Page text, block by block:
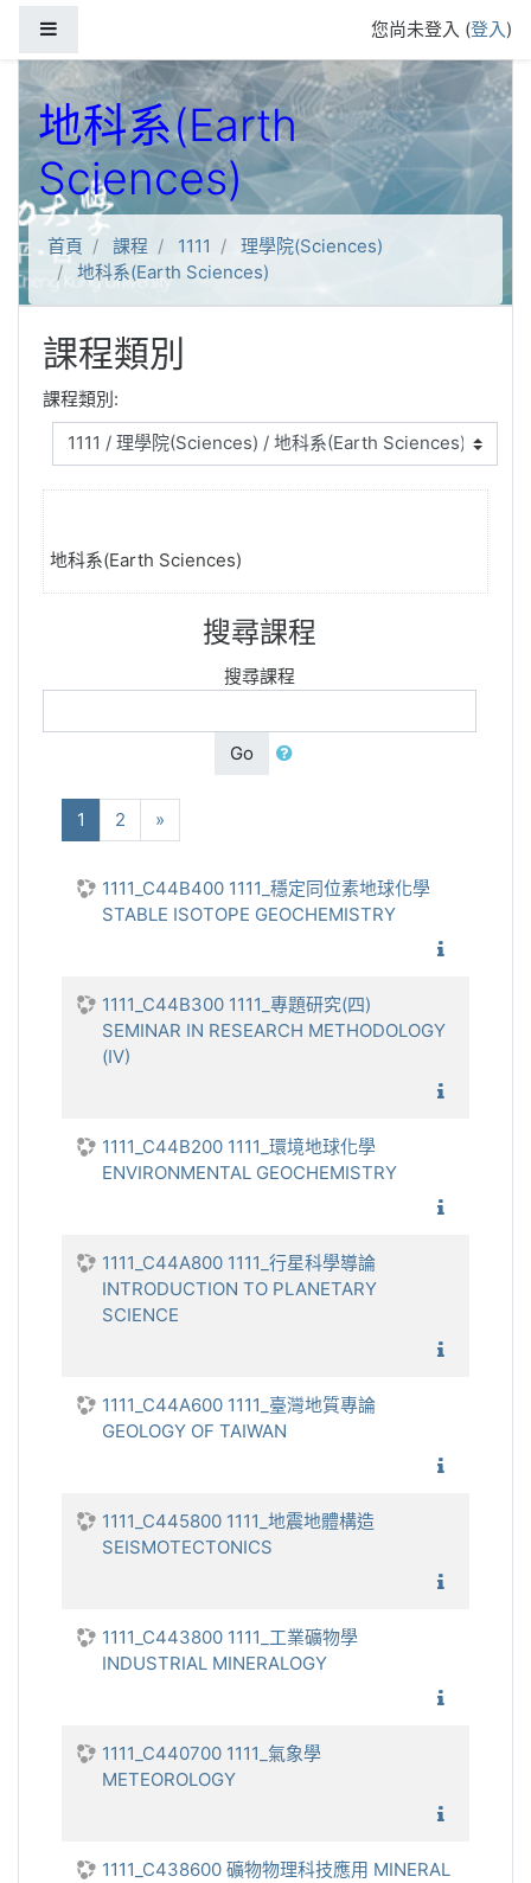
您尚未登入 (登入)
地科系(Earth
Sciences)
首頁 課程 1111
理學院(Sciences)
地科系(Earth Sciences)
課程類別
課程類別:
地科系(Earth Sciences)
搜尋課程
搜尋課程
Go
1 (current)
2 »
1111_C44B400 1111_穩定同位素地球化學
STABLE ISOTOPE GEOCHEMISTRY
1111_C44B300 1111_專題研究(四)
SEMINAR IN RESEARCH METHODOLOGY
(IV)
1111_C44B200 1111_環境地球化學
ENVIRONMENTAL GEOCHEMISTRY
1111_C44A800 1111_行星科學導論
INTRODUCTION TO PLANETARY
SCIENCE
1111_C44A600 1111_臺灣地質專論
GEOLOGY OF TAIWAN
1111_C445800 1111_地震地體構造
SEISMOTECTONICS
1111_C443800 1111_工業礦物學
INDUSTRIAL MINERALOGY
1111_C440700 1111_氣象學
METEOROLOGY
1111_C438600 礦物物理科技應用 MINERAL